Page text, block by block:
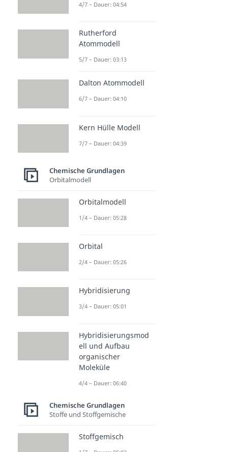
4/7 – Dauer: 04:54
Rutherford
Atommodell
5/7 – Dauer: 03:13
Dalton Atommodell
6/7 – Dauer: 04:10
Kern Hülle Modell
7/7 – Dauer: 04:39
Chemische Grundlagen
Orbitalmodell
Orbitalmodell
1/4 – Dauer: 05:28
Orbital
2/4 – Dauer: 05:26
Hybridisierung
3/4 – Dauer: 05:01
Hybridisierungsmod
ell und Aufbau
organischer
Moleküle
4/4 – Dauer: 06:40
Chemische Grundlagen
Stoffe und Stoffgemische
Stoffgemisch